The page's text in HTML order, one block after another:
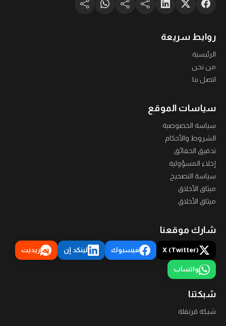
روابط سريعة
الرئيسية
من نحن
اتصل بنا
سياسات الموقع
سياسة الخصوصية
الشروط والأحكام
تدقيق الحقائق
إخلاء المسؤولية
سياسة التصحيح
ميثاق الأخلاق
ميثاق الأخلاق
شارك موقعنا
X (Twitter) فيسبوك لينكد إن ريديت
واتساب
شبكتنا
شبكة قرنفلة